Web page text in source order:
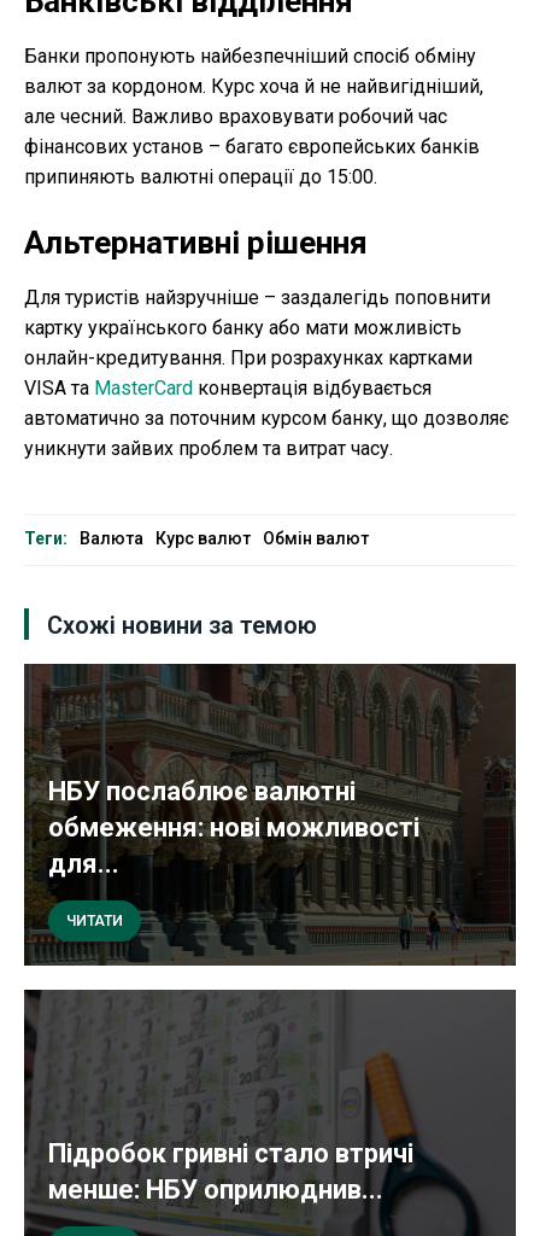
Банки пропонують найбезпечніший спосіб обміну
валют за кордоном. Курс хоча й не найвигідніший,
але чесний. Важливо враховувати робочий час
фінансових установ – багато європейських банків
припиняють валютні операції до 15:00.
Альтернативні рішення
Для туристів найзручніше – заздалегідь поповнити
картку українського банку або мати можливість
онлайн-кредитування. При розрахунках картками
VISA та MasterCard конвертація відбувається
автоматично за поточним курсом банку, що дозволяє
уникнути зайвих проблем та витрат часу.
Теги: Валюта Курс валют Обмін валют
Схожі новини за темою
НБУ послаблює валютні
обмеження: нові можливості
для...
ЧИТАТИ
Підробок гривні стало втричі
менше: НБУ оприлюднив...